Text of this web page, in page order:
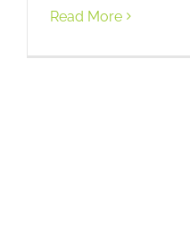
Read More